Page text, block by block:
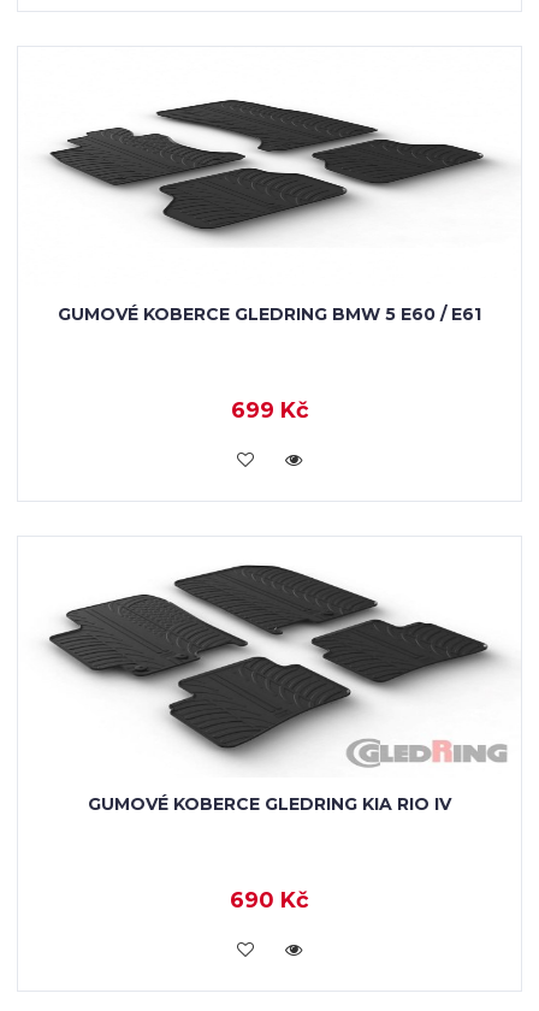
GUMOVÉ KOBERCE GLEDRING BMW 5 E60 / E61
699 Kč
KOUPIT
GUMOVÉ KOBERCE GLEDRING KIA RIO IV
690 Kč
KOUPIT